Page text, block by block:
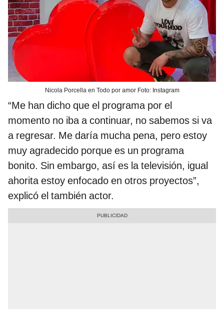
Nicola Porcella en Todo por amor Foto: Instagram
“Me han dicho que el programa por el
momento no iba a continuar, no sabemos si va
a regresar. Me daría mucha pena, pero estoy
muy agradecido porque es un programa
bonito. Sin embargo, así es la televisión, igual
ahorita estoy enfocado en otros proyectos”,
explicó el también actor.